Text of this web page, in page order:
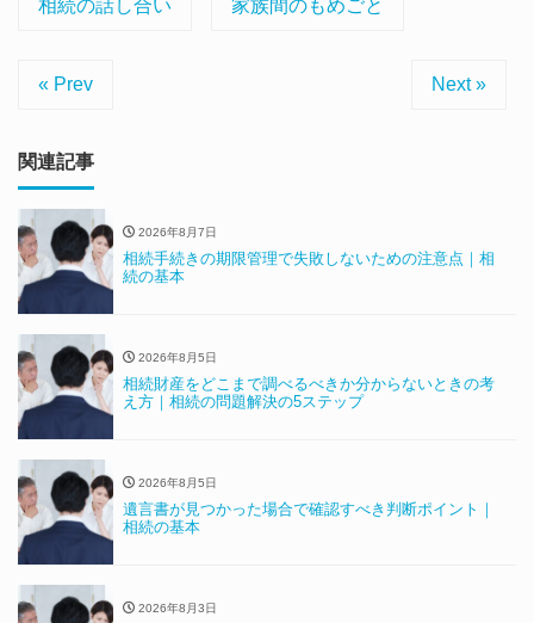
相続の話し合い 家族間のもめごと
« Prev Next »
関連記事
2026年8月7日
相続手続きの期限管理で失敗しないための注意点｜相
続の基本
2026年8月5日
相続財産をどこまで調べるべきか分からないときの考
え方｜相続の問題解決の5ステップ
2026年8月5日
遺言書が見つかった場合で確認すべき判断ポイント｜
相続の基本
2026年8月3日